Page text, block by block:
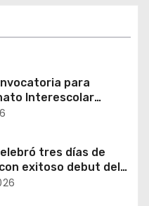
para
Interescolar
Collahuasi
tres días de
exitoso debut del
Triathlon